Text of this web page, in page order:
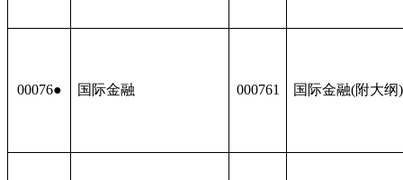
00076● 国际金融 000761 国际金融(附大纲)